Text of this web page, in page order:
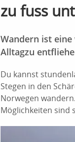
zu fuss
Wandern ist
Alltagzu
Du kannst
Stegen in den
Norwegen
Möglichkeiten sind